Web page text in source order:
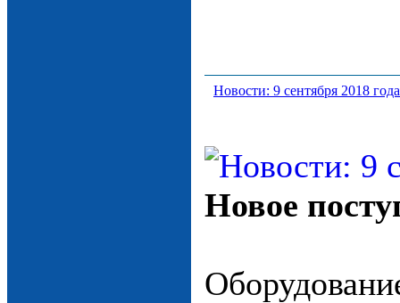
Новости: 9 сентября 2018 года
Новое